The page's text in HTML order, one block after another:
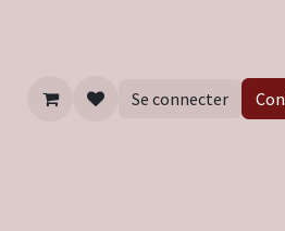
Se connecter